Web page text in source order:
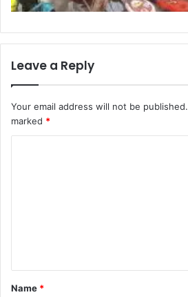
Leave a Reply
Your email address will not be published.
marked *
t
*
Name *